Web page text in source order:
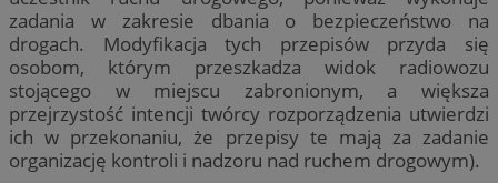
zadania w zakresie dbania o bezpieczeństwo na
drogach. Modyfikacja tych przepisów przyda się
osobom, którym przeszkadza widok radiowozu
stojącego w miejscu zabronionym, a większa
przejrzystość intencji twórcy rozporządzenia utwierdzi
ich w przekonaniu, że przepisy te mają za zadanie
organizację kontroli i nadzoru nad ruchem drogowym).